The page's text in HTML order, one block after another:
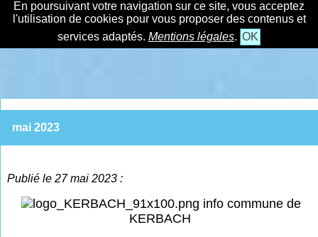
En poursuivant votre navigation sur ce site, vous acceptez
l'utilisation de cookies pour vous proposer des contenus et
services adaptés. Mentions légales. OK
mai 2023
Publié le 27 mai 2023 :
info commune de
KERBACH